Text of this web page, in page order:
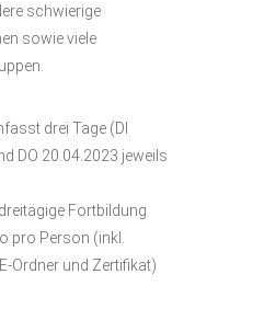
schwierige
sowie viele
drei Tage (DI
DO 20.04.2023 jeweils
Fortbildung
pro Person (inkl.
Ordner und Zertifikat)